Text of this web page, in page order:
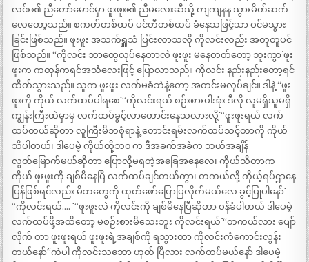
လင်း၏ ညီတော်မောင်မှာ ဖူးဖူး၏ ညီမလေးဆီသို့ ကျကျနန သွားမိတ်ဆက်
လေတော့သည်။ စကတ်တစ်ထပ် ပင်တီတစ်ထပ် ခံနေသဖြင့်သာ ဝင်မသွား
ခြင်းဖြစ်သည်။ ဖူးဖူး အသက်ရှူသံ ပြင်းလာသလို ကိုလင်းလည်း အတူတူပင်
ဖြစ်သည်။ “ကိုလင်း ဘာတွေလုပ်နေတာလဲ ဖူးဖူး မနေတတ်တော့ ဘူးကွာ´´ ဖူး
ဖူးက ကတုန်ကရင်အသံလေးဖြင့် ပြောလာသည်။ ကိုလင်း နည်းနည်းတော့ရင်
ထိတ်သွားသည်။ သူက ဖူးဖူး လက်မခံဘဲနဲ့တော့ အတင်းမလုပ်ချင်။ ဒါနဲ့ “ဖူး
ဖူးကို ကိုယ် လက်ထပ်ပါရစေ´´ “ကိုလင်းရယ် စဉ်းစားပါအုံး ဒီလို လူမရှိသူမရှိ
ကျွန်းကြီးထဲမှာမှ လက်ထပ်ခွင့်လာတောင်းနေသလားလို့´´ “ဖူးဖူးရယ် လက်
ထပ်တယ်ဆိုတာ လူကြီးမိဘစုံရာနဲ့ တောင်းရမ်းလက်ထပ်သင့်တာကို ကိုယ်
သိပါတယ်၊ ဒါပေမဲ့ ကိုယ်တို့ဘ၀ က ဒီအခက်အခဲက ဘယ်အချိန်
လွတ်မြောက်မယ်ဆိုတာ ပြောလို့မရတဲ့အခြေအနေလေ၊ ကိုယ်သိတာက
ကိုယ် ဖူးဖူးကို ချစ်မိနေပြီ လက်ထပ်ချင်တယ်ကွာ၊ တကယ်လို့ ကိုယ့်ရပ်ဌာနေ
ပြန်ဖြစ်ရင်လည်း မိဘတွေကို ထုတ်ဖော်ပြောပြလိုက်မယ်လေ ခွင့်ပြုပါနော်´´
“ကိုလင်းရယ်…. ´´ “ဖူးဖူးလဲ ကိုလင်းကို ချစ်မိနေပြီဆိုတာ ဝန်ခံပါတယ် ဒါပေမဲ့
လက်ထပ်ဖို့အထိတော့ မစဉ်းစားမိသေးဘူး ကိုလင်းရယ်´´ “တကယ်လား ပျော်
လိုက် တာ ဖူးဖူးရယ် ဖူးဖူးရဲ့အချစ်ကို ရသွားတာ ကိုလင်းကံကောင်းလွန်း
တယ်နော်´´“ကဲပါ ကိုလင်းသဘော ဟုတ် ပြီလား လက်ထပ်မယ်နော် ဒါပေမဲ့